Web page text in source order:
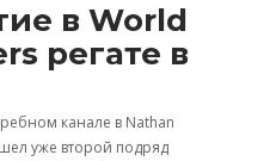
в World
регате в
канале в Nathan
уже второй подряд